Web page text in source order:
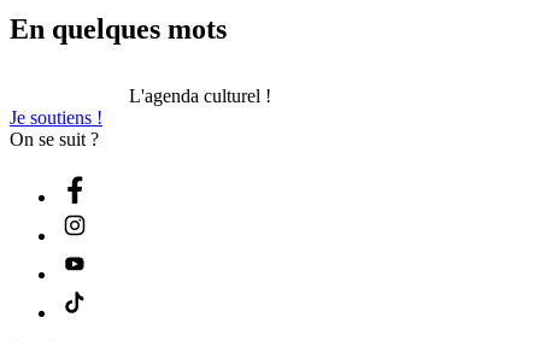
En quelques mots
L'agenda culturel !
Je soutiens !
On se suit ?